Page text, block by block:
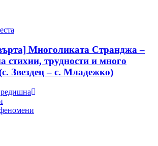
Многоликата Странджа –
стихии, трудности и много
Звездец – с. Младежко)